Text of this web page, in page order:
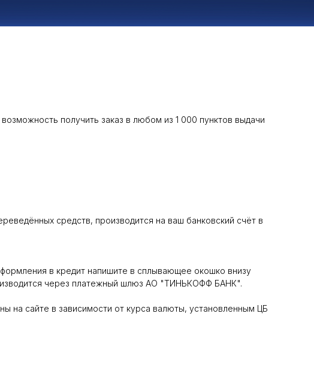
получить заказ в любом из 1 000 пунктов выдачи
средств, производится на ваш банковский счёт в
в кредит напишите в сплывающее окошко внизу
через платежный шлюз АО "ТИНЬКОФФ БАНК".
на сайте в зависимости от курса валюты, установленным ЦБ